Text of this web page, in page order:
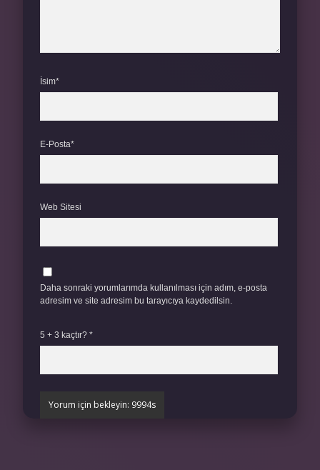
İsim*
E-Posta*
Web Sitesi
Daha sonraki yorumlarımda kullanılması için adım, e-posta
adresim ve site adresim bu tarayıcıya kaydedilsin.
5 + 3 kaçtır? *